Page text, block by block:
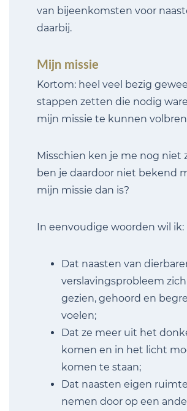
van bijeenkomsten voor
daarbij.
Mijn missie
Kortom: heel veel bezig
stappen zetten die nodig
mijn missie te kunnen
Misschien ken je me nog niet
ben je daardoor niet bekend
mijn missie dan is?
In eenvoudige woorden wil ik:
Dat naasten van
verslavingsprobleem
gezien, gehoord en
voelen;
Dat ze meer uit het
komen en in het licht
komen te staan;
Dat naasten eigen
nemen door op een